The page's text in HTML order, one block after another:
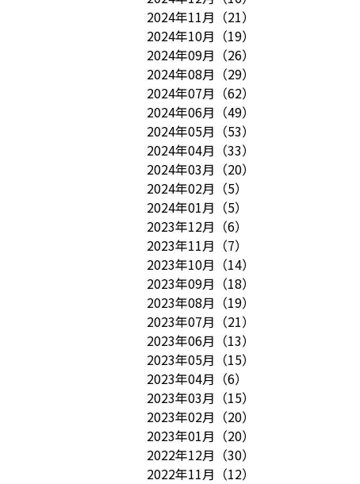
2024年11月 （21）
2024年10月 （19）
2024年09月 （26）
2024年08月 （29）
2024年07月 （62）
2024年06月 （49）
2024年05月 （53）
2024年04月 （33）
2024年03月 （20）
2024年02月 （5）
2024年01月 （5）
2023年12月 （6）
2023年11月 （7）
2023年10月 （14）
2023年09月 （18）
2023年08月 （19）
2023年07月 （21）
2023年06月 （13）
2023年05月 （15）
2023年04月 （6）
2023年03月 （15）
2023年02月 （20）
2023年01月 （20）
2022年12月 （30）
2022年11月 （12）